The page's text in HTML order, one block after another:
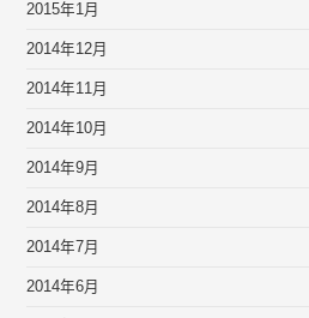
2015年1月
2014年12月
2014年11月
2014年10月
2014年9月
2014年8月
2014年7月
2014年6月